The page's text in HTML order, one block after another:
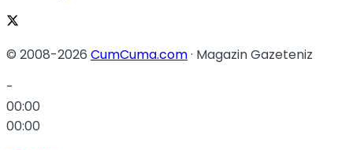
© 2008-2026 CumCuma.com· Magazin Gazeteniz
-
00:00
00:00